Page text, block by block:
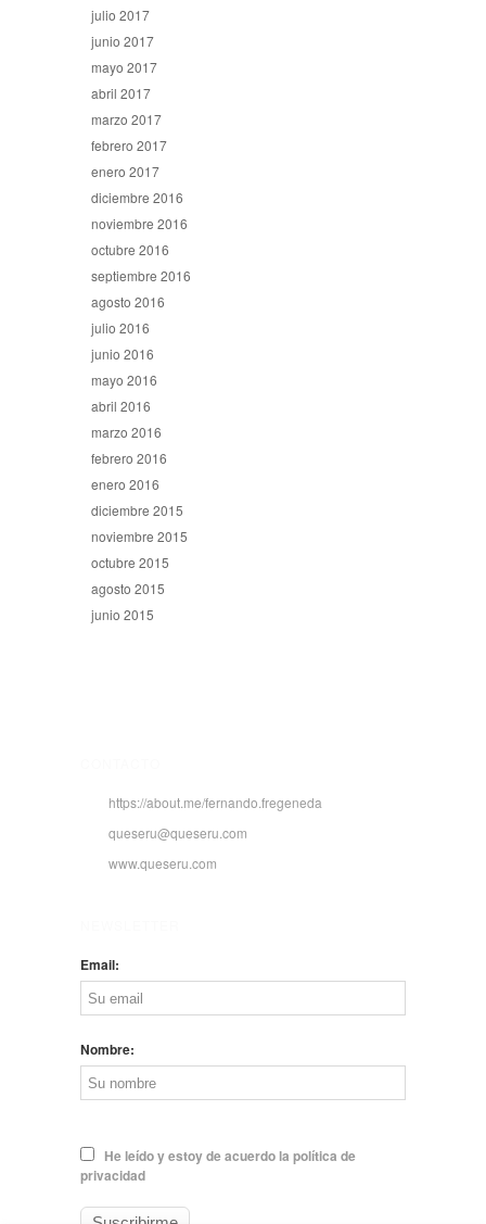
julio 2017
junio 2017
mayo 2017
abril 2017
marzo 2017
febrero 2017
enero 2017
diciembre 2016
noviembre 2016
octubre 2016
septiembre 2016
agosto 2016
julio 2016
junio 2016
mayo 2016
abril 2016
marzo 2016
febrero 2016
enero 2016
diciembre 2015
noviembre 2015
octubre 2015
agosto 2015
junio 2015
https://about.me/fernando.fregeneda
queseru@queseru.com
www.queseru.com
Email:
Nombre:
He leído y estoy de acuerdo la política de
privacidad